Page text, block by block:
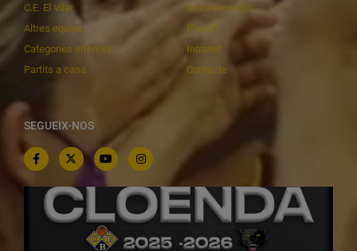
C.E. El Vilar
Altres equips
Categories inferiors
Partits a casa
Documentació
Playoff
Intranet
Contacte
SEGUEIX-NOS